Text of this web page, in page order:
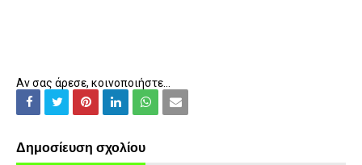
Αν σας άρεσε, κοινοποιήστε...
Δημοσίευση σχολίου